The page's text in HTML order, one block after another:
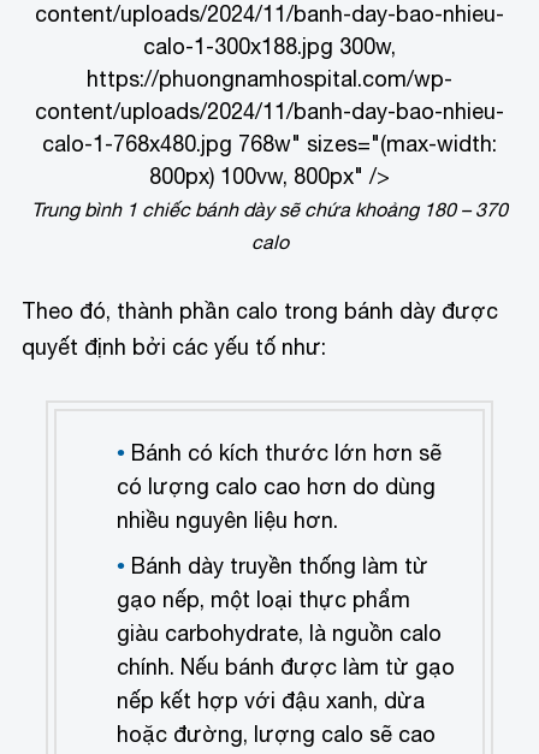
content/uploads/2024/11/banh-day-bao-nhieu-
calo-1-300x188.jpg 300w,
https://phuongnamhospital.com/wp-
content/uploads/2024/11/banh-day-bao-nhieu-
calo-1-768x480.jpg 768w" sizes="(max-width:
800px) 100vw, 800px" />
Trung bình 1 chiếc bánh dày sẽ chứa khoảng 180 – 370
calo
Theo đó, thành phần calo trong bánh dày được
quyết định bởi các yếu tố như:
Bánh có kích thước lớn hơn sẽ
có lượng calo cao hơn do dùng
nhiều nguyên liệu hơn.
Bánh dày truyền thống làm từ
gạo nếp, một loại thực phẩm
giàu carbohydrate, là nguồn calo
chính. Nếu bánh được làm từ gạo
nếp kết hợp với đậu xanh, dừa
hoặc đường, lượng calo sẽ cao